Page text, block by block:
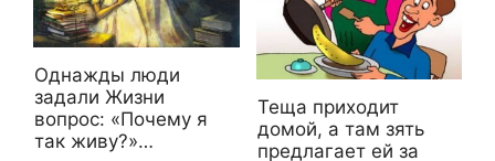
Однажды люди
задали Жизни
вопрос: «Почему я
так живу?»…
Теща приходит
домой, а там зять
предлагает ей за